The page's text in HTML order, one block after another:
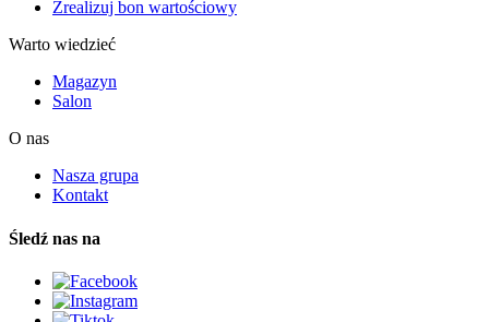
Zrealizuj bon wartościowy
Warto wiedzieć
Magazyn
Salon
O nas
Nasza grupa
Kontakt
Śledź nas na